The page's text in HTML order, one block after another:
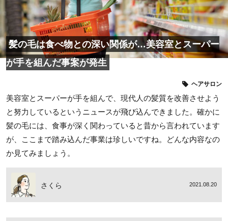
髪の毛は食べ物との深い関係が…美容室とスーパー
が手を組んだ事案が発生
ヘアサロン
美容室とスーパーが手を組んで、現代人の髪質を改善させよう
と努力しているというニュースが飛び込んできました。確かに
髪の毛には、食事が深く関わっていると昔から言われています
が、ここまで踏み込んだ事業は珍しいですね。どんな内容なの
か見てみましょう。
さくら 2021.08.20